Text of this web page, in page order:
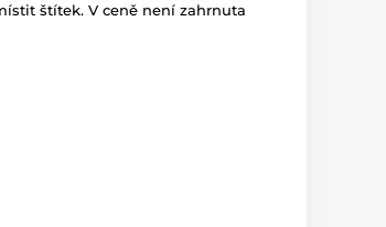
štítek. V ceně není zahrnuta